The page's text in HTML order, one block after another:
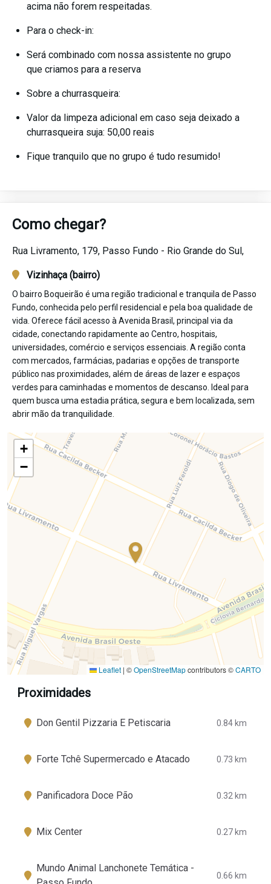
acima não forem respeitadas.
Para o check-in:
Será combinado com nossa assistente no grupo
que criamos para a reserva
Sobre a churrasqueira:
Valor da limpeza adicional em caso seja deixado a
churrasqueira suja: 50,00 reais
Fique tranquilo que no grupo é tudo resumido!
Como chegar?
Rua Livramento, 179, Passo Fundo - Rio Grande do Sul,
Vizinhaça (bairro)
O bairro Boqueirão é uma região tradicional e tranquila de Passo
Fundo, conhecida pelo perfil residencial e pela boa qualidade de
vida. Oferece fácil acesso à Avenida Brasil, principal via da
cidade, conectando rapidamente ao Centro, hospitais,
universidades, comércio e serviços essenciais. A região conta
com mercados, farmácias, padarias e opções de transporte
público nas proximidades, além de áreas de lazer e espaços
verdes para caminhadas e momentos de descanso. Ideal para
quem busca uma estadia prática, segura e bem localizada, sem
abrir mão da tranquilidade.
+
−
Leaflet | ©OpenStreetMapcontributors ©CARTO
Proximidades
Don Gentil Pizzaria E Petiscaria 0.84 km
Forte Tchê Supermercado e Atacado 0.73 km
Panificadora Doce Pão 0.32 km
Mix Center 0.27 km
Mundo Animal Lanchonete Temática -
0.66 km